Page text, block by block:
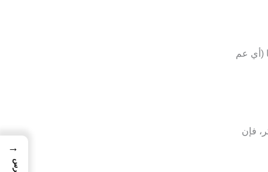
(أي عم
فإن
→